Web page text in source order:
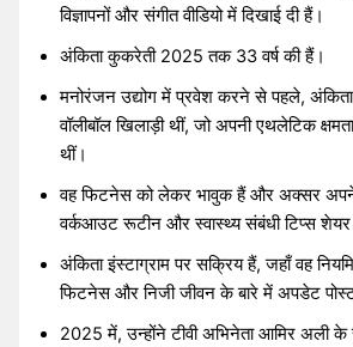
विज्ञापनों और संगीत वीडियो में दिखाई दी हैं।
अंकिता कुकरेती 2025 तक 33 वर्ष की हैं।
मनोरंजन उद्योग में प्रवेश करने से पहले, अंकिता
वॉलीबॉल खिलाड़ी थीं, जो अपनी एथलेटिक
थीं।
वह फिटनेस को लेकर भावुक हैं और अक्सर अपने
वर्कआउट रूटीन और स्वास्थ्य संबंधी टिप्स
अंकिता इंस्टाग्राम पर सक्रिय हैं, जहाँ वह
फिटनेस और निजी जीवन के बारे में अपडेट
2025 में, उन्होंने टीवी अभिनेता आमिर अली